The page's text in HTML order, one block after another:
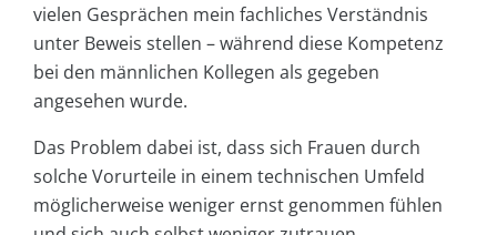
vielen Gesprächen mein fachliches Verständnis
unter Beweis stellen – während diese Kompetenz
bei den männlichen Kollegen als gegeben
angesehen wurde.
Das Problem dabei ist, dass sich Frauen durch
solche Vorurteile in einem technischen Umfeld
möglicherweise weniger ernst genommen fühlen